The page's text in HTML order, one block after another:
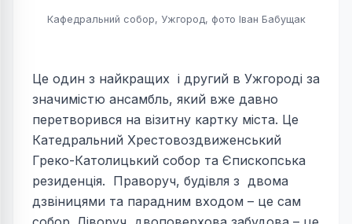
Кафедральний собор, Ужгород, фото Іван Бабущак
Це один з найкращих і другий в Ужгороді за
значимістю ансамбль, який вже давно
перетворився на візитну картку міста. Це
Катедральний Хрестовоздвиженський
Греко-Католицький собор та Єпископська
резиденція. Праворуч, будівля з двома
дзвіницями та парадним входом – це сам